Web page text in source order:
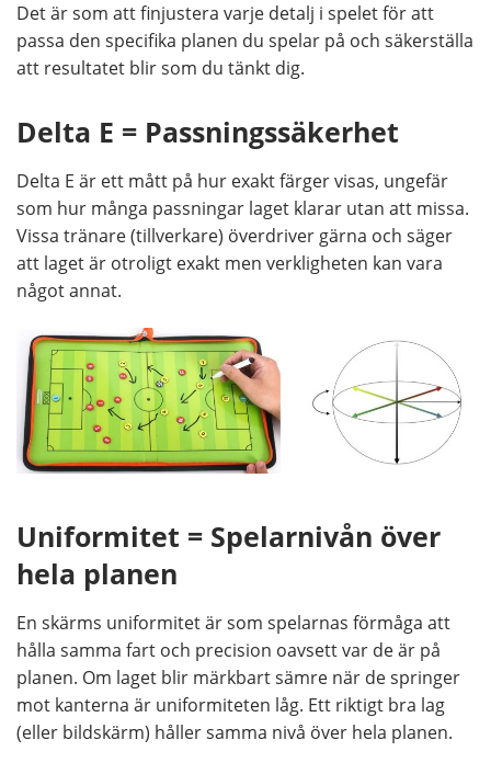
Det är som att finjustera varje detalj i spelet för att
passa den specifika planen du spelar på och säkerställa
att resultatet blir som du tänkt dig.
Delta E = Passningssäkerhet
Delta E är ett mått på hur exakt färger visas, ungefär
som hur många passningar laget klarar utan att missa.
Vissa tränare (tillverkare) överdriver gärna och säger
att laget är otroligt exakt men verkligheten kan vara
något annat.
Uniformitet = Spelarnivån över
hela planen
En skärms uniformitet är som spelarnas förmåga att
hålla samma fart och precision oavsett var de är på
planen. Om laget blir märkbart sämre när de springer
mot kanterna är uniformiteten låg. Ett riktigt bra lag
(eller bildskärm) håller samma nivå över hela planen.